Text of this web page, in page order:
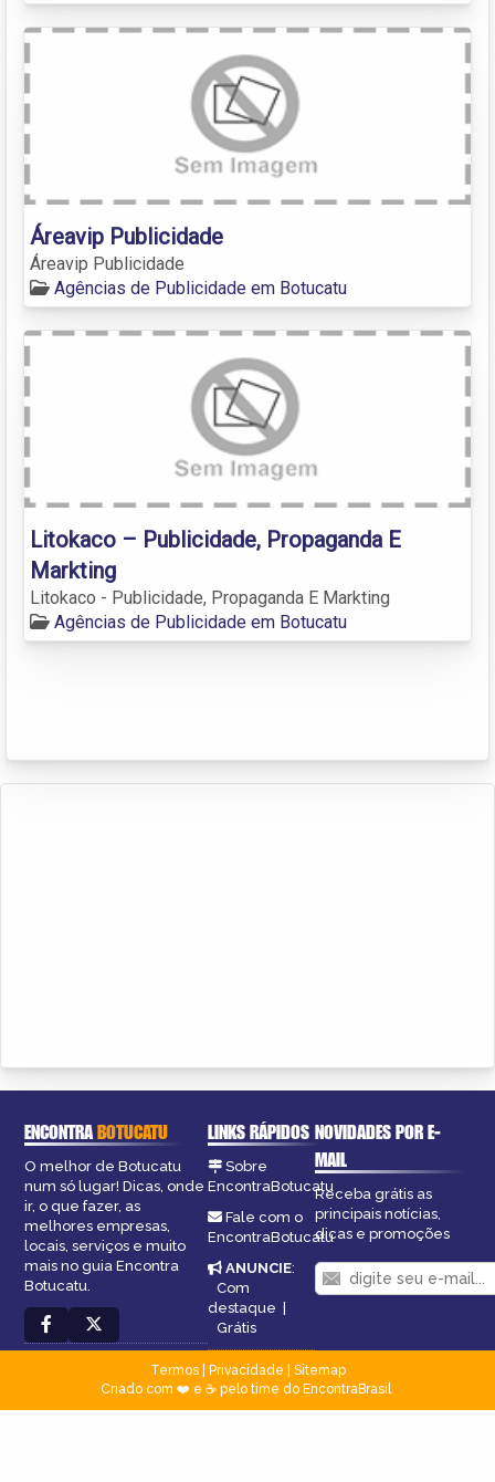
Áreavip Publicidade
Áreavip Publicidade
Agências de Publicidade em Botucatu
Litokaco – Publicidade, Propaganda E
Markting
Litokaco - Publicidade, Propaganda E Markting
Agências de Publicidade em Botucatu
ENCONTRABOTUCATU
O melhor de Botucatu
num só lugar! Dicas, onde
ir, o que fazer, as
melhores empresas,
locais, serviços e muito
mais no guia Encontra
Botucatu.
LINKS RÁPIDOS
Sobre
EncontraBotucatu
Fale com o
EncontraBotucatu
ANUNCIE:
Com
destaque |
Grátis
NOVIDADES POR E-
MAIL
Receba grátis as
principais notícias,
dicas e promoções
Termos| Privacidade
Sitemap
Criado com ❤️ e ☕ pelo time do EncontraBrasil